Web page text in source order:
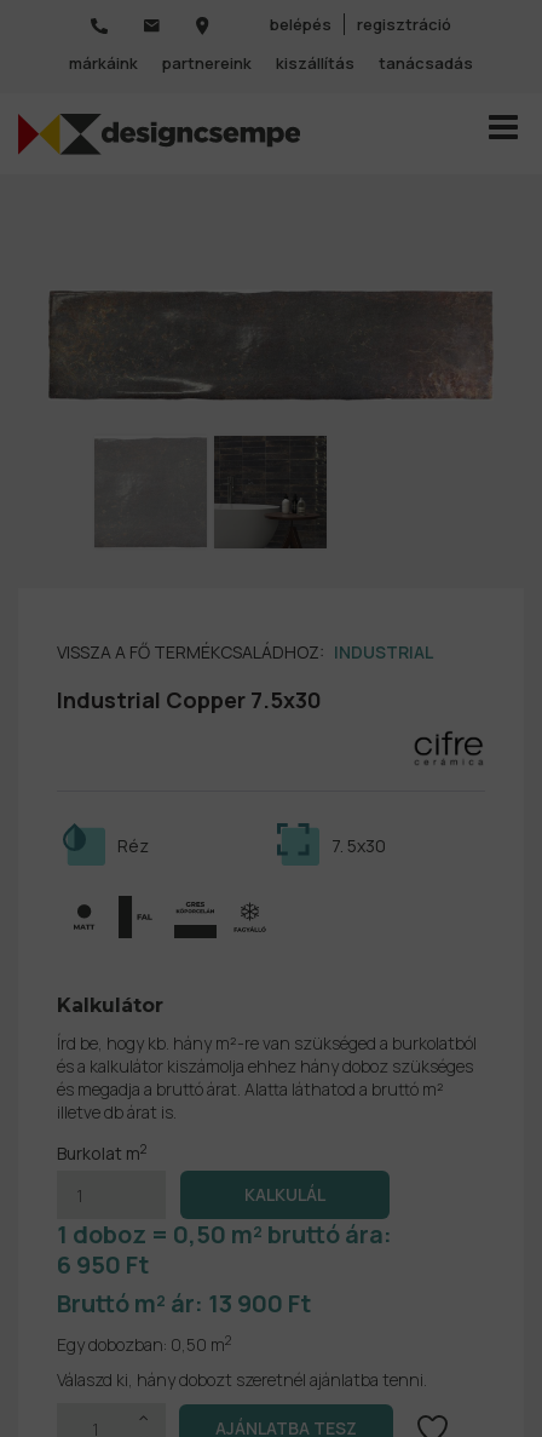
belépés
regisztráció
márkáink
partnereink kiszállítás tanácsadás
VISSZA A FŐ TERMÉKCSALÁDHOZ: INDUSTRIAL
Industrial Copper 7.5x30
7. 5x30
Réz
Kalkulátor
Írd be, hogy kb. hány m²-re van szükséged a burkolatból
és a kalkulátor kiszámolja ehhez hány doboz szükséges
és megadja a bruttó árat. Alatta láthatod a bruttó m²
illetve db árat is.
Burkolat m2
1 doboz = 0,50 m² bruttó ára:
6 950 Ft
Bruttó m² ár: 13 900 Ft
Egy dobozban: 0,50 m2
Válaszd ki, hány dobozt szeretnél ajánlatba tenni.